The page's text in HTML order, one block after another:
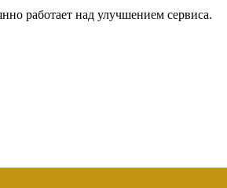
работает над улучшением сервиса.